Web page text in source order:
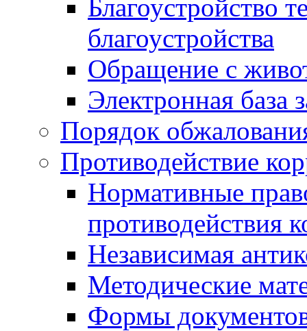
Благоустройство
благоустройства
Обращение с
Электронная база
Порядок
Противодействие
Нормативные
противодействия
Независимая
Методические
Формы